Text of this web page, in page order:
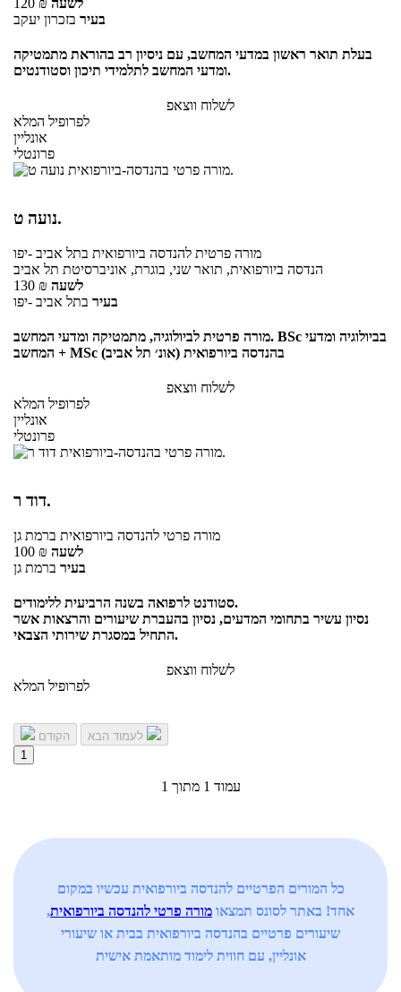
בעיר בזכרון יעקב
בעלת תואר ראשון במדעי המחשב, עם ניסיון רב בהוראת מתמטיקה
ומדעי המחשב לתלמידי תיכון וסטודנטים.
לשלוח ווצאפ
לפרופיל המלא
אונליין
פרונטלי
נועה ט.
מורה פרטית להנדסה ביורפואית בתל אביב -יפו
הנדסה ביורפואית, תואר שני, בוגרת, אוניברסיטת תל אביב
130 ₪ לשעה
בעיר בתל אביב -יפו
מורה פרטית לביולוגיה, מתמטיקה ומדעי המחשב. BSc בביולוגיה ומדעי
המחשב + MSc בהנדסה ביורפואית (אונ׳ תל אביב)
לשלוח ווצאפ
לפרופיל המלא
אונליין
פרונטלי
דוד ר.
מורה פרטי להנדסה ביורפואית ברמת גן
100 ₪ לשעה
בעיר ברמת גן
סטודנט לרפואה בשנה הרביעית ללימודים.
נסיון עשיר בתחומי המדעים, נסיון בהעברת שיעורים והרצאות אשר
התחיל במסגרת שירותי הצבאי.
לשלוח ווצאפ
לפרופיל המלא
הקודם
1
עמוד 1 מתוך 1
כל המורים הפרטיים להנדסה ביורפואית עכשיו במקום
אחד! באתר לסונס תמצאו מורה פרטי להנדסה ביורפואית,
שיעורים פרטיים בהנדסה ביורפואית בבית או שיעורי
אונליין, עם חווית לימוד מותאמת אישית